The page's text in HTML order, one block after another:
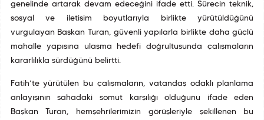
genelinde artarak devam edeceğini ifade etti. Sürecin teknik,
sosyal ve iletişim boyutlarıyla birlikte yürütüldüğünü
vurgulayan Başkan Turan, güvenli yapılarla birlikte daha güçlü
mahalle yapısına ulaşma hedefi doğrultusunda çalışmaların
kararlılıkla sürdüğünü belirtti.
Fatih’te yürütülen bu çalışmaların, vatandaş odaklı planlama
anlayışının sahadaki somut karşılığı olduğunu ifade eden
Başkan Turan, hemşehrilerimizin görüşleriyle şekillenen bu